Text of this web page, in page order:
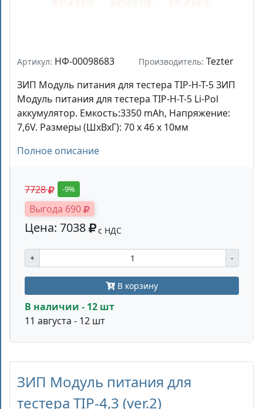
Артикул: НФ-00098683 Производитель: Tezter
ЗИП Модуль питания для тестера TIP-H-T-5 ЗИП
Модуль питания для тестера TIP-H-T-5 Li-Pol
аккумулятор. Емкость:3350 mAh, Напряжение:
7,6V. Размеры (ШхВхГ): 70 х 46 х 10мм
Полное описание
7728 -9%
Выгода 690
Цена: 7038 с НДС
+ -
В корзину
В наличии - 12 шт
11 августа - 12 шт
ЗИП Модуль питания для
тестера TIP-4,3 (ver.2)